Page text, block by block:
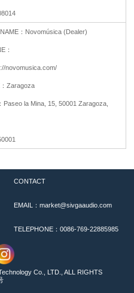
： Novomúsica (Dealer)
：
novomusica.com/
Zaragoza
Paseo la Mina, 15, 50001 Zaragoza,
CONTACT
EMAIL：market@sivgaaudio.com
TELEPHONE：0086-769-22885985
Co., LTD., ALL RIGHTS